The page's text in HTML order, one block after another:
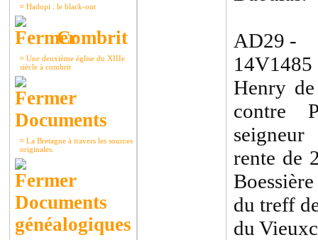
¤ Hadopi : le black-out
Combrit
¤ Une deuxième église du XIIIe
siècle à combrit
Documents
¤ La Bretagne à travers les sources
originales.
Documents
généalogiques
AD29 -
Henry
contre
rente de
du treff
du